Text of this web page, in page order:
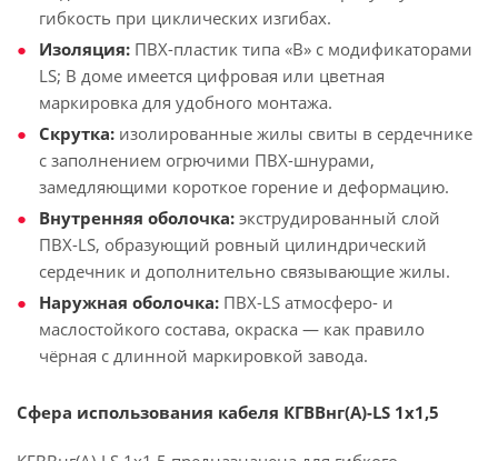
гибкость при циклических изгибах.
Изоляция: ПВХ-пластик типа «В» с модификаторами
LS; В доме имеется цифровая или цветная
маркировка для удобного монтажа.
Скрутка: изолированные жилы свиты в сердечнике
с заполнением огрючими ПВХ-шнурами,
замедляющими короткое горение и деформацию.
Внутренняя оболочка: экструдированный слой
ПВХ-LS, образующий ровный цилиндрический
сердечник и дополнительно связывающие жилы.
Наружная оболочка: ПВХ-LS атмосферо- и
маслостойкого состава, окраска — как правило
чёрная с длинной маркировкой завода.
Сфера использования кабеля КГВВнг(А)-LS 1х1,5